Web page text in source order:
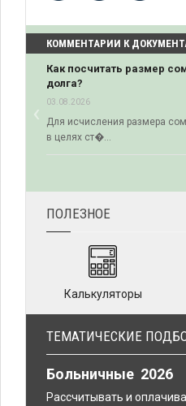
КОММЕНТАРИИ К
Как посчитать размер
долга?
03.08.2026
Для исчисления размера
в целях ст�...
‹Previous
ПОЛЕЗНОЕ
Калькуляторы
ТЕМАТИЧЕСКИЕ
Больничные 2026
Рассчитывать и